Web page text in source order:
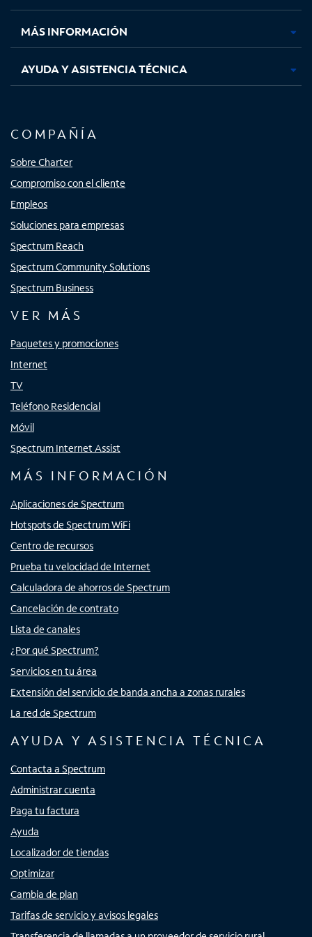
nuevanuevanuevanueva
MÁS INFORMACIÓN
AYUDA Y ASISTENCIA TÉCNICA
COMPAÑÍA
Sobre Charter
Compromiso con el cliente
Empleos
Soluciones para empresas
Spectrum Reach
Spectrum Community Solutions
Spectrum Business
VER MÁS
Paquetes y promociones
Internet
TV
Teléfono Residencial
Móvil
Spectrum Internet Assist
MÁS INFORMACIÓN
Aplicaciones de Spectrum
Hotspots de Spectrum WiFi
Centro de recursos
Prueba tu velocidad de Internet
Calculadora de ahorros de Spectrum
Cancelación de contrato
Lista de canales
¿Por qué Spectrum?
Servicios en tu área
Extensión del servicio de banda ancha a zonas rurales
La red de Spectrum
AYUDA Y ASISTENCIA TÉCNICA
Contacta a Spectrum
Administrar cuenta
Paga tu factura
Ayuda
Localizador de tiendas
Optimizar
Cambia de plan
Tarifas de servicio y avisos legales